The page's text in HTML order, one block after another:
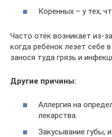
Коренных – у тех,
Часто отёк возникает из-
когда ребёнок лезет себе
занося туда грязь и
Другие причины:
Аллергия на
лекарства.
Закусывание губы,